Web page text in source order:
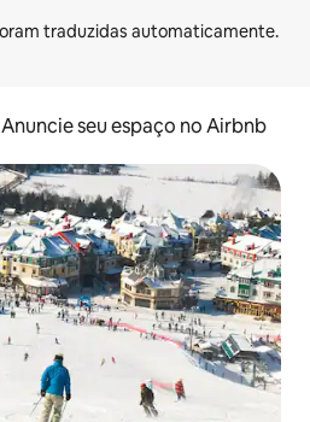
Anuncie seu espaço no Airbnb